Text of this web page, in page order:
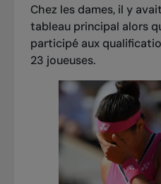
Chez les dames, il y
tableau principal alors
participé aux
23 joueuses.